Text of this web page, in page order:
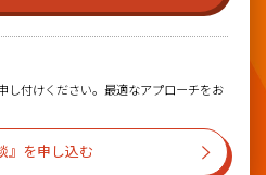
し付けください。最適なアプローチをお
』を申し込む